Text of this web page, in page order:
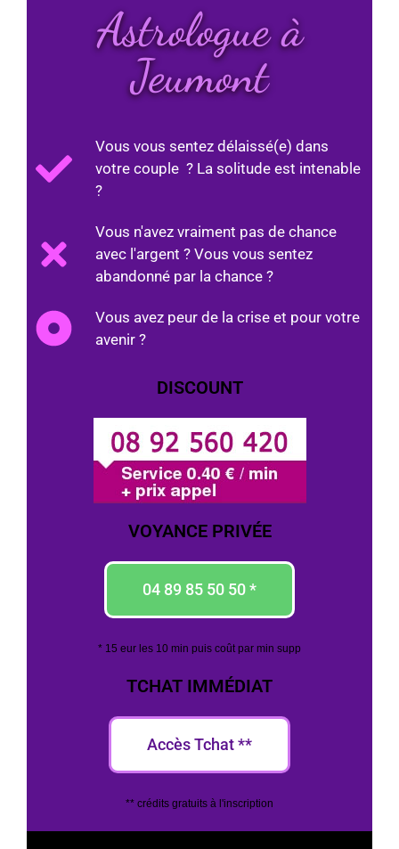
Astrologue à
Jeumont
Vous vous sentez délaissé(e) dans
votre couple ? La solitude est intenable
?
Vous n'avez vraiment pas de chance
avec l'argent ? Vous vous sentez
abandonné par la chance ?
Vous avez peur de la crise et pour votre
avenir ?
DISCOUNT
VOYANCE PRIVÉE
04 89 85 50 50 *
* 15 eur les 10 min puis coût par min supp
TCHAT IMMÉDIAT
Accès Tchat **
** crédits gratuits à l'inscription